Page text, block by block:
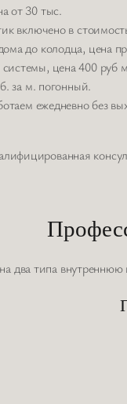
от 30 тыс.
включено в
до колодца, цена
цена 400 руб
за м. погонный.
ежедневно без
два типа